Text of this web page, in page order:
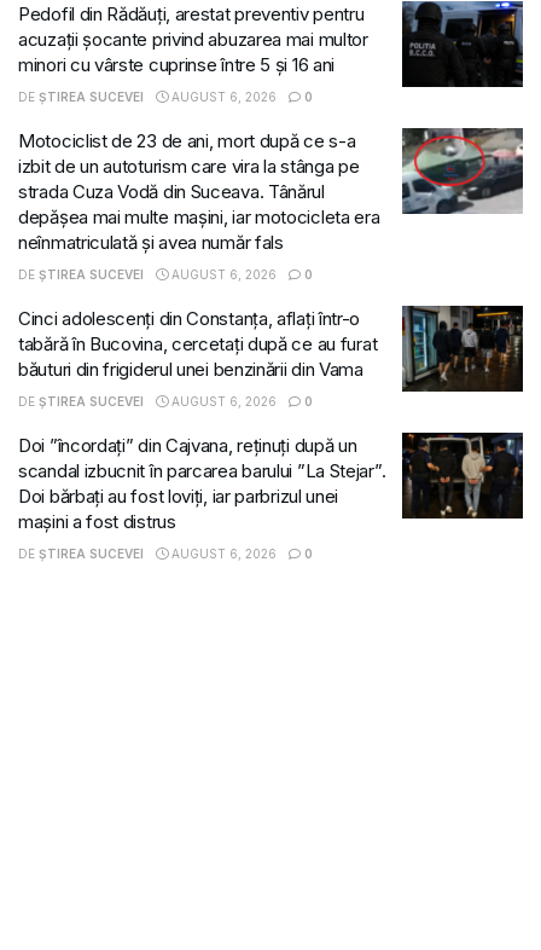
Pedofil din Rădăuți, arestat preventiv pentru
acuzații șocante privind abuzarea mai multor
minori cu vârste cuprinse între 5 și 16 ani
DE ȘTIREA SUCEVEI AUGUST 6, 2026 0
Motociclist de 23 de ani, mort după ce s-a
izbit de un autoturism care vira la stânga pe
strada Cuza Vodă din Suceava. Tânărul
depășea mai multe mașini, iar motocicleta era
neînmatriculată și avea număr fals
DE ȘTIREA SUCEVEI AUGUST 6, 2026 0
Cinci adolescenți din Constanța, aflați într-o
tabără în Bucovina, cercetați după ce au furat
băuturi din frigiderul unei benzinării din Vama
DE ȘTIREA SUCEVEI AUGUST 6, 2026 0
Doi ”încordați” din Cajvana, reținuți după un
scandal izbucnit în parcarea barului ”La Stejar”.
Doi bărbați au fost loviți, iar parbrizul unei
mașini a fost distrus
DE ȘTIREA SUCEVEI AUGUST 6, 2026 0